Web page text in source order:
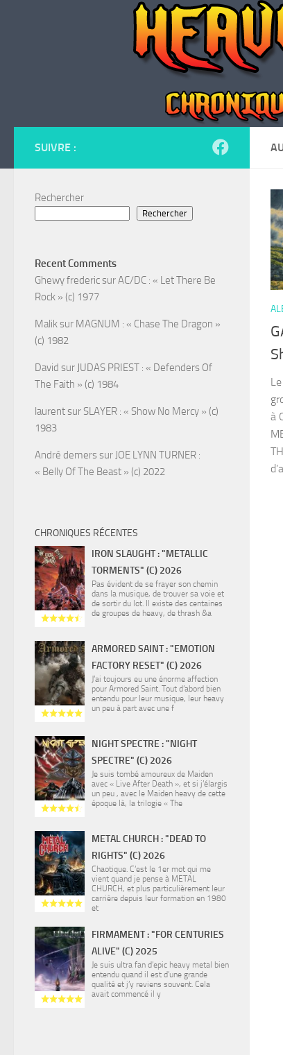
à
SUIVRE :
Rechercher
Rechercher
Recent Comments
Ghewy fredericsurAC/DC : « Let There Be
Rock » (c) 1977
Maliksur MAGNUM : « Chase The Dragon »
(c) 1982
David sur JUDAS PRIEST : « Defenders Of
The Faith » (c) 1984
laurentsur SLAYER : « Show No Mercy » (c)
1983
André demerssur JOE LYNN TURNER :
« Belly Of The Beast » (c) 2022
CHRONIQUES RÉCENTES
IRON SLAUGHT : "METALLIC
TORMENTS" (C) 2026
Pas évident de se frayer son chemin
dans la musique, de trouver sa voie et
de sortir du lot. Il existe des centaines
de groupes de heavy, de thrash &a
ARMORED SAINT : "EMOTION
FACTORY RESET" (C) 2026
J’ai toujours eu une énorme affection
pour Armored Saint. Tout d’abord bien
entendu pour leur musique, leur heavy
un peu à part avec une f
NIGHT SPECTRE : "NIGHT
SPECTRE" (C) 2026
Je suis tombé amoureux de Maiden
avec « Live After Death », et si j’élargis
un peu , avec le Maiden heavy de cette
époque là, la trilogie « The
METAL CHURCH : "DEAD TO
RIGHTS" (C) 2026
Chaotique. C’est le 1er mot qui me
vient quand je pense à METAL
CHURCH, et plus particulièrement leur
carrière depuis leur formation en 1980
et
FIRMAMENT : "FOR CENTURIES
ALIVE" (C) 2025
Je suis ultra fan d’epic heavy metal bien
entendu quand il est d’une grande
qualité et j’y reviens souvent. Cela
avait commencé il y